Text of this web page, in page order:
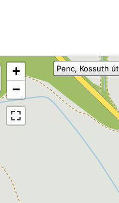
+
−
Penc, Kossuth út